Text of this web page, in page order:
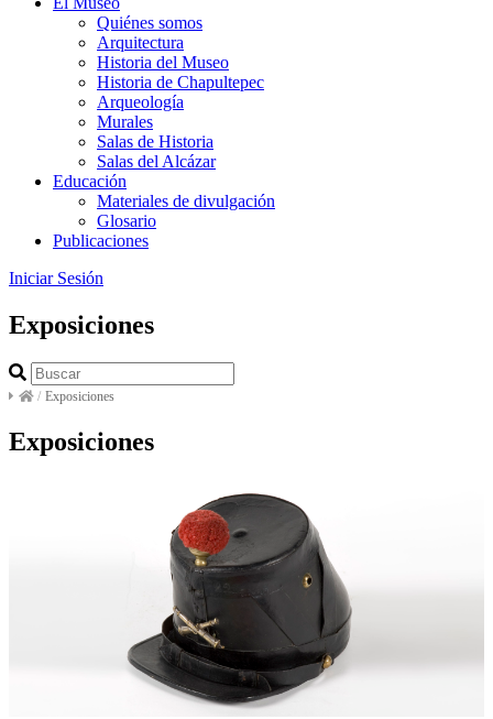
Quiénes somos
Arquitectura
Historia del Museo
Historia de Chapultepec
Arqueología
Murales
Salas de Historia
Salas del Alcázar
Educación
Materiales de divulgación
Glosario
Publicaciones
Iniciar Sesión
Exposiciones
/ Exposiciones
Exposiciones